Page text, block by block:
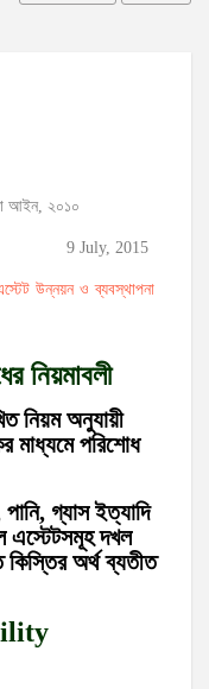
আইন, ২০১০
9 July, 2015
উন্নয়ন ও ব্যবস্থাপনা
নিয়মাবলী
নিয়ম অনুযায়ী
মাধ্যমে পরিশোধ
গ্যাস ইত্যাদি
এস্টেটসমূহ দখল
অর্থ ব্যতীত